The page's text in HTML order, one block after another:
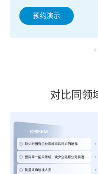
预约演示
对比同领